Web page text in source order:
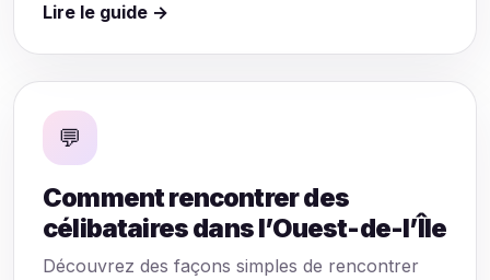
Lire le guide →
💬
Comment rencontrer des
célibataires dans l’Ouest-de-l’Île
Découvrez des façons simples de rencontrer